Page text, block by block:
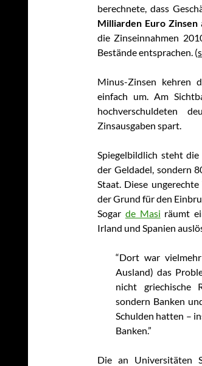
berechnete, dass
Milliarden Euro Zinsen
die Zinseinnahmen
Bestände entsprachen. (
Minus-Zinsen kehren
einfach um. Am
hochverschuldeten
Zinsausgaben spart.
Spiegelbildlich steht
der Geldadel, sondern
Staat. Diese
der Grund für den
Sogar de Masi räumt
Irland und Spanien
“Dort war
Ausland) das
nicht griechische
sondern Banken
Schulden hatten –
Banken.”
Die an Universitäten